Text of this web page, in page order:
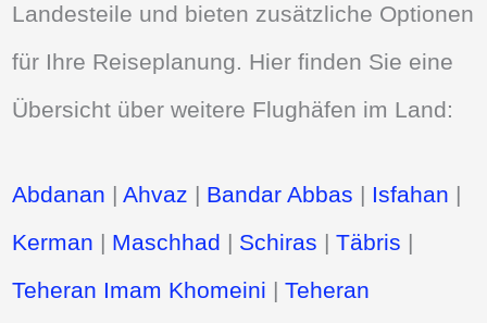
Landesteile und bieten zusätzliche Optionen
für Ihre Reiseplanung. Hier finden Sie eine
Übersicht über weitere Flughäfen im Land:
Abdanan |Ahvaz | Bandar Abbas | Isfahan |
Kerman | Maschhad | Schiras |Täbris |
Teheran Imam Khomeini |Teheran